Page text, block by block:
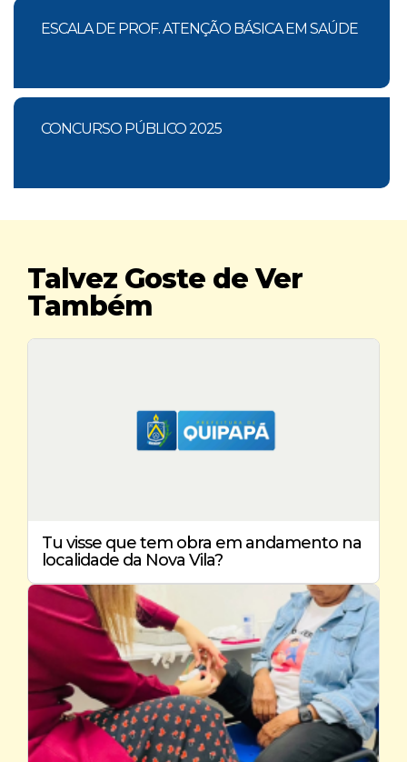
ESCALA DE PROF. ATENÇÃO BÁSICA EM SAÚDE
CONCURSO PÚBLICO 2025
Talvez Goste de Ver
Também
Tu visse que tem obra em andamento na
localidade da Nova Vila?